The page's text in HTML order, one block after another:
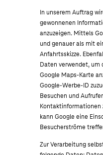
In unserem Auftrag
gewonnenen
anzuzeigen. Mittels
und genauer als mit
Anfahrtsskizze.
Daten verwendet, um
Google Maps-Karte
Google-Werbe-ID
Besuchen und
Kontaktinformationen
kann Google eine
Besucherströme
Zur Verarbeitung